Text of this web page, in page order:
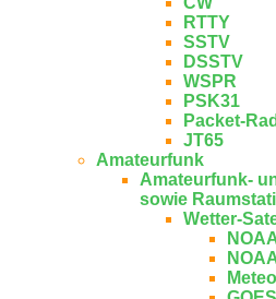
RTTY
SSTV
DSSTV
WSPR
PSK31
Packet-
JT65
Amateurfunk
Amateurfunk-
sowie
Wetter-